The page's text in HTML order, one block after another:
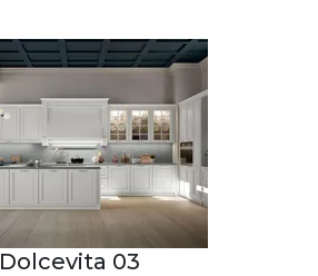
Dolcevita 03